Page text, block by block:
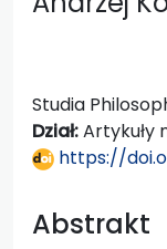
Studia
Dział:Artykuły
https://
Abstrakt